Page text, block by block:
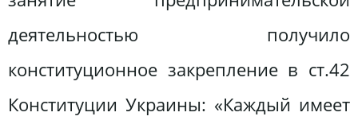
деятельностью получило
конституционное закрепление в ст.42
Конституции Украины: «Каждый имеет